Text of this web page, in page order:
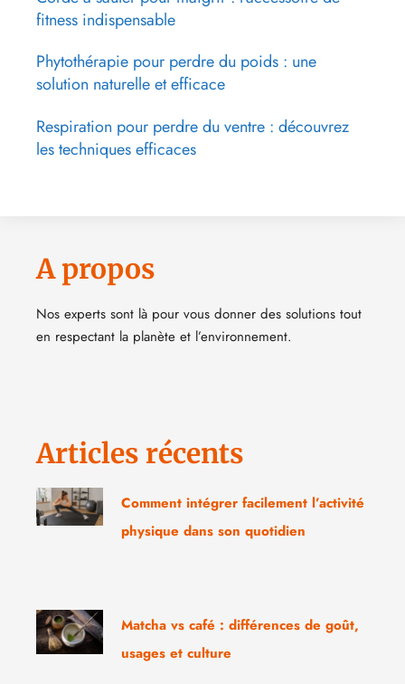
fitness indispensable
Phytothérapie pour perdre du poids : une
solution naturelle et efficace
Respiration pour perdre du ventre : découvrez
les techniques efficaces
A propos
Nos experts sont là pour vous donner des solutions tout
en respectant la planète et l’environnement.
Articles récents
Comment intégrer facilement l’activité
physique dans son quotidien
Matcha vs café : différences de goût,
usages et culture